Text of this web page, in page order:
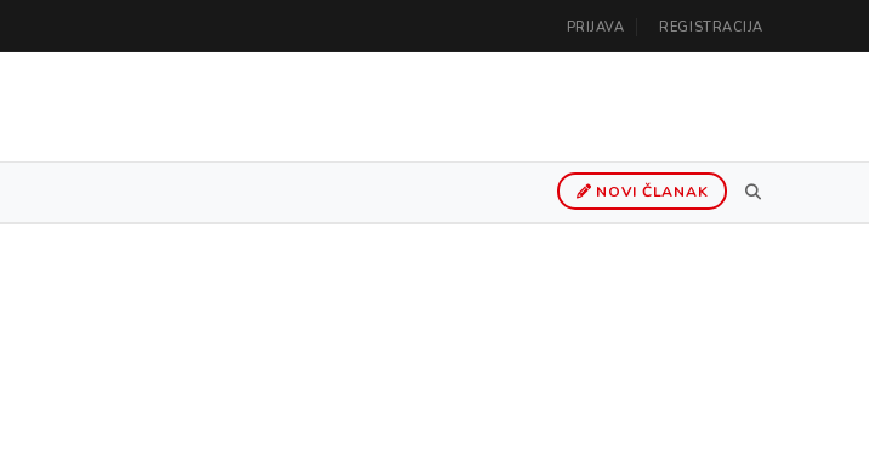
PRIJAVA REGISTRACIJA
NOVI ČLANAK